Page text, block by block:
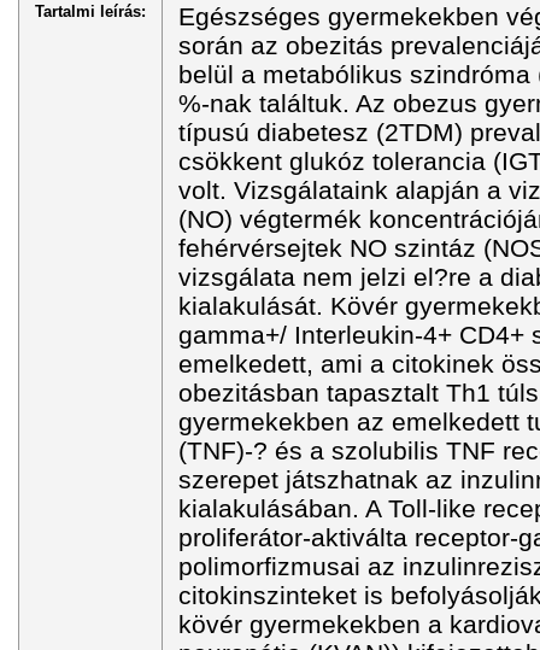
Tartalmi leírás:
Egészséges gyermekekben
során az obezitás
belül a metabólikus
%-nak találtuk. Az obezus
típusú diabetesz (2TDM)
csökkent glukóz tolerancia
volt. Vizsgálataink alapján a
(NO) végtermék
fehérvérsejtek NO szintáz
vizsgálata nem jelzi el?re a
kialakulását. Kövér
gamma+/ Interleukin-4+ CD4+
emelkedett, ami a citokinek
obezitásban tapasztalt Th1
gyermekekben az emelkedett
(TNF)-? és a szolubilis TNF
szerepet játszhatnak az
kialakulásában. A Toll-like
proliferátor-aktiválta receptor-
polimorfizmusai az
citokinszinteket is
kövér gyermekekben a